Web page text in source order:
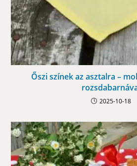
Őszi színek az asztalra –
2025-10-18